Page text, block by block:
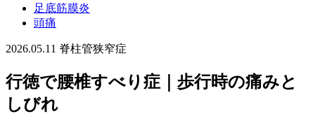
足底筋膜炎
頭痛
2026.05.11 脊柱管狭窄症
行徳で腰椎すべり症｜歩行時の痛みと
しびれ